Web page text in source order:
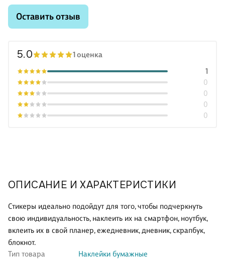
ОПИСАНИЕ И ХАРАКТЕРИСТИКИ
Стикеры идеально подойдут для того, чтобы подчеркнуть
свою индивидуальность, наклеить их на смартфон, ноутбук,
вклеить их в свой планер, ежедневник, дневник, скрапбук,
блокнот.
Тип товара
Наклейки бумажные
Оставить отзыв
5.0 1 оценка
0
0
0
0
1